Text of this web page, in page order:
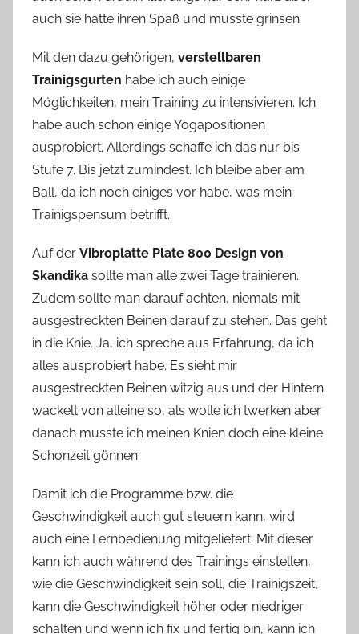
auch sie hatte ihren Spaß und musste grinsen.
Mit den dazu gehörigen, verstellbaren
Trainigsgurten habe ich auch einige
Möglichkeiten, mein Training zu intensivieren. Ich
habe auch schon einige Yogapositionen
ausprobiert. Allerdings schaffe ich das nur bis
Stufe 7. Bis jetzt zumindest. Ich bleibe aber am
Ball, da ich noch einiges vor habe, was mein
Trainigspensum betrifft.
Auf der Vibroplatte Plate 800 Design von
Skandika sollte man alle zwei Tage trainieren.
Zudem sollte man darauf achten, niemals mit
ausgestreckten Beinen darauf zu stehen. Das geht
in die Knie. Ja, ich spreche aus Erfahrung, da ich
alles ausprobiert habe. Es sieht mir
ausgestreckten Beinen witzig aus und der Hintern
wackelt von alleine so, als wolle ich twerken aber
danach musste ich meinen Knien doch eine kleine
Schonzeit gönnen.
Damit ich die Programme bzw. die
Geschwindigkeit auch gut steuern kann, wird
auch eine Fernbedienung mitgeliefert. Mit dieser
kann ich auch während des Trainings einstellen,
wie die Geschwindigkeit sein soll, die Trainigszeit,
kann die Geschwindigkeit höher oder niedriger
schalten und wenn ich fix und fertig bin, kann ich